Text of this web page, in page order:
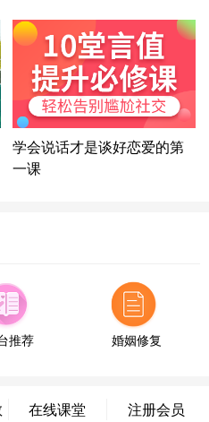
3分钟前
雨天^ 通过此页面咨询，已获得专属
28分钟前
7分钟前
性 通过此页面咨询，已获得专属情感
24分钟前
学会说话才是谈好恋爱的第
一课
推荐 婚姻修复
在线课堂 注册会员